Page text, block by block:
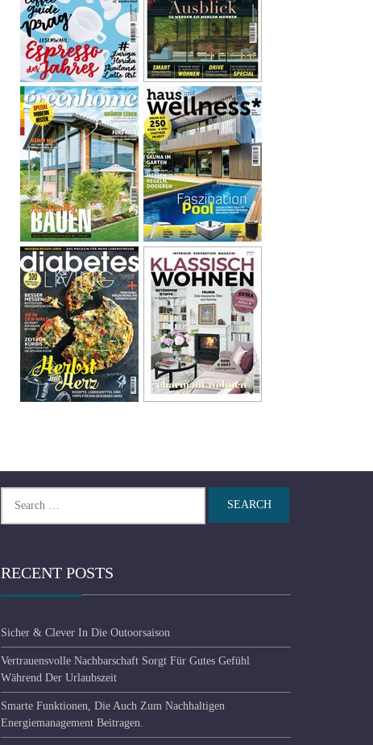
for:
RECENT POSTS
Sicher & Clever In Die Outoorsaison
Vertrauensvolle Nachbarschaft Sorgt Für Gutes Gefühl
Während Der Urlaubszeit
Smarte Funktionen, Die Auch Zum Nachhaltigen
Energiemanagement Beitragen.